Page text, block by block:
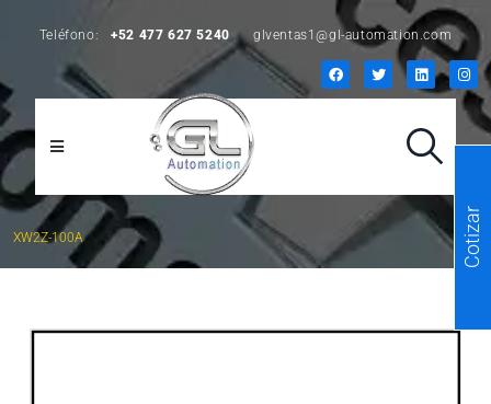
Teléfono: +52 477 627 5240 glventas1@gl-automation.com
XW2Z-100A Cotizar